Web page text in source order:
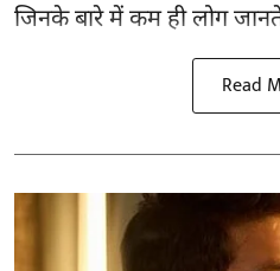
जिनके बारे में कम ही लोग
Read